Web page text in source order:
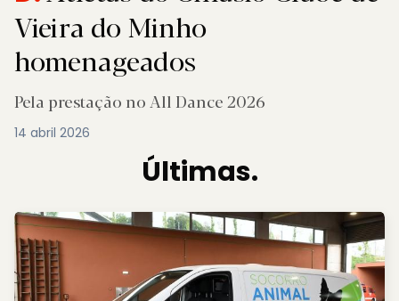
Vieira do Minho
homenageados
Pela prestação no All Dance 2026
14 abril 2026
Últimas.